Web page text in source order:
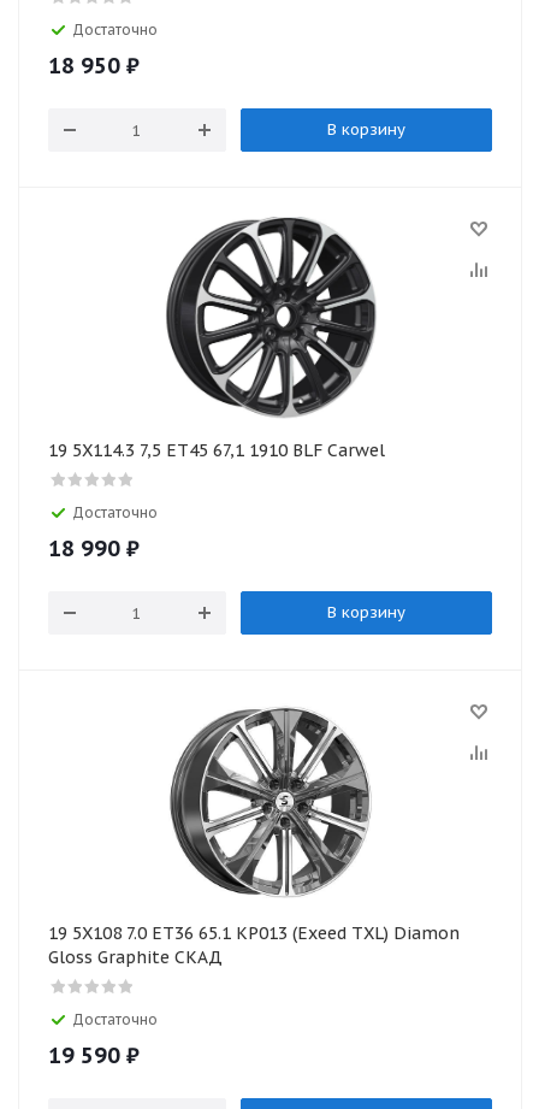
Достаточно
18 950 ₽
В корзину
19 5X114.3 7,5 ET45 67,1 1910 BLF Carwel
Достаточно
18 990 ₽
В корзину
19 5X108 7.0 ET36 65.1 КР013 (Exeed TXL) Diamon
Gloss Graphite СКАД
Достаточно
19 590 ₽